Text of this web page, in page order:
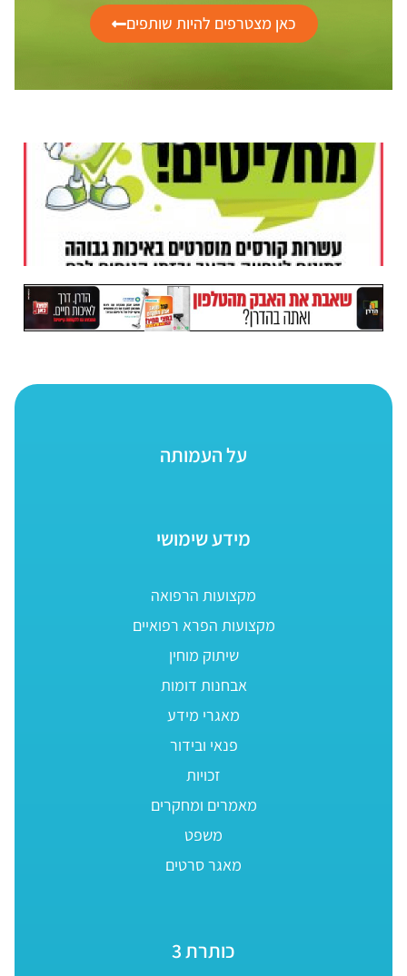
כאן מצטרפים להיות שותפים
על העמותה
מידע שימושי
מקצועות הרפואה
מקצועות הפרא רפואיים
שיתוק מוחין
אבחנות דומות
מאגרי מידע
פנאי ובידור
זכויות
מאמרים ומחקרים
משפט
מאגר סרטים
כותרת 3